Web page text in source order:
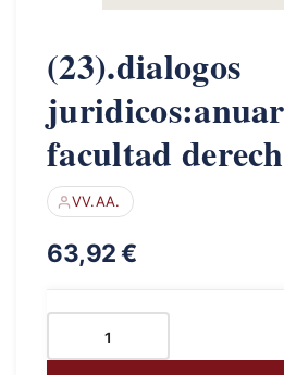
(23).dialogos
facultad
VV.AA.
63,92€